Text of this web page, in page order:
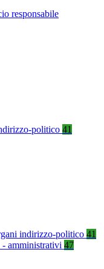
responsabile
politico 41
indirizzo-politico 41
amministrativi 47